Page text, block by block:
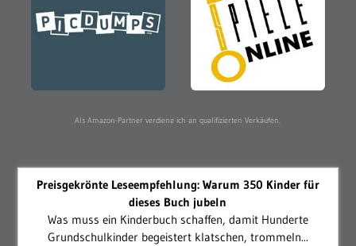
Als Amazon-Partner verdiene ich an qualifizierten Verkäufen.
Preisgekrönte Leseempfehlung: Warum 350 Kinder für
dieses Buch jubeln
Was muss ein Kinderbuch schaffen, damit Hunderte
Grundschulkinder begeistert klatschen, trommeln...